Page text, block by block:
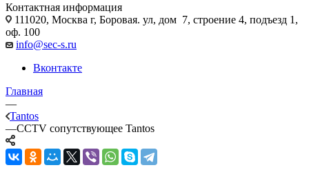
Контактная информация
111020, Москва г, Боровая. ул, дом 7, строение 4, подъезд 1,
оф. 100
info@sec-s.ru
Вконтакте
Главная
—
Tantos
—CCTV сопутствующее Tantos